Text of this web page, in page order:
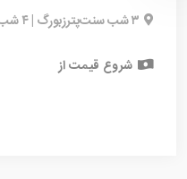
۳ شب سنت‌پترزبورگ | ۴ شب مسکو
شروع قیمت از